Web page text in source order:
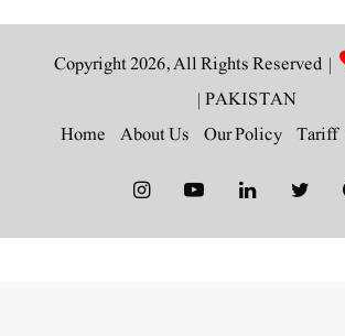
PAKISTAN
|
Tariff
Our Policy
About Us
Home
Facebook
Twitter
LinkedIn
YouTube
Instagram